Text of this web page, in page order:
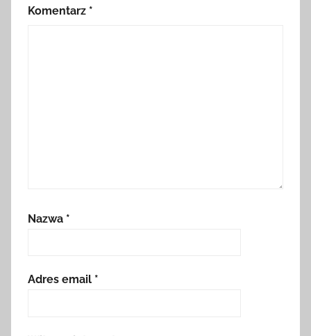
Komentarz *
Nazwa *
Adres email *